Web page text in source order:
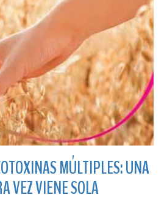
MÚLTIPLES: UNA
VEZ VIENE SOLA